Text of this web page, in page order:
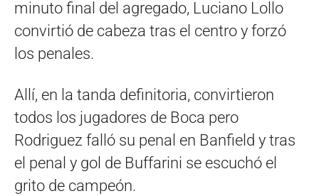
minuto final del agregado, Luciano Lollo
convirtió de cabeza tras el centro y forzó
los penales.
Allí, en la tanda definitoria, convirtieron
todos los jugadores de Boca pero
Rodriguez falló su penal en Banfield y tras
el penal y gol de Buffarini se escuchó el
grito de campeón.